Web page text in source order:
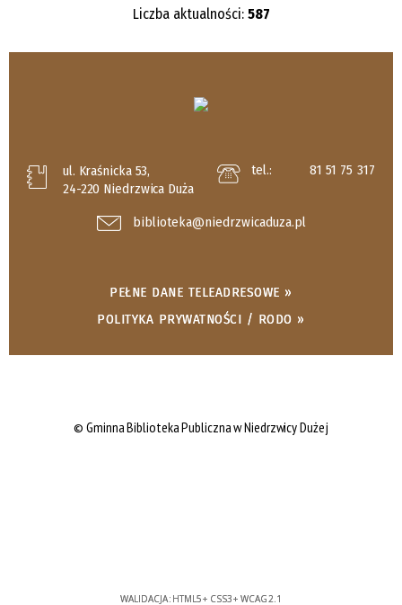
Liczba aktualności: 587
ul. Kraśnicka 53,
24-220 Niedrzwica Duża
tel.: 81 51 75 317
biblioteka@niedrzwicaduza.pl
PEŁNE DANE TELEADRESOWE »
POLITYKA PRYWATNOŚCI / RODO »
© Gminna Biblioteka Publiczna w Niedrzwicy Dużej
WALIDACJA: HTML5+ CSS3+ WCAG 2.1